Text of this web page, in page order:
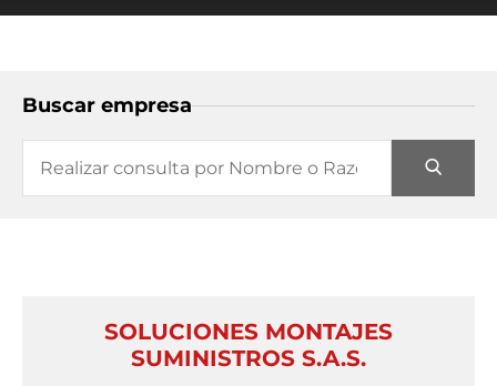
Buscar empresa
SOLUCIONES MONTAJES
SUMINISTROS S.A.S.